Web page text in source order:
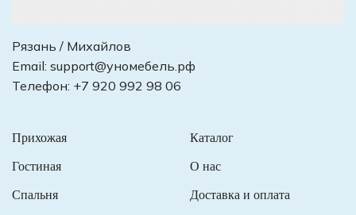
Рязань / Михайлов
Email: support@уномебель.рф
Телефон: +7 920 992 98 06
Прихожая
Гостиная
Спальня
Каталог
О нас
Доставка и оплата